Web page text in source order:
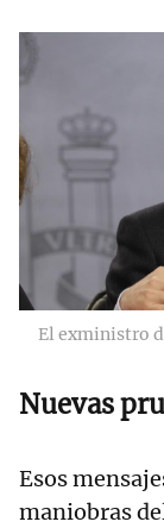
El exministro
Nuevas
Esos
maniobras